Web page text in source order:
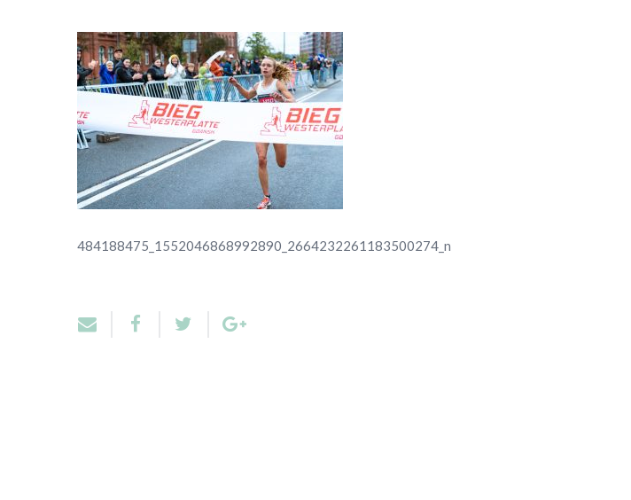
484188475_1552046868992890_2664232261183500274_n